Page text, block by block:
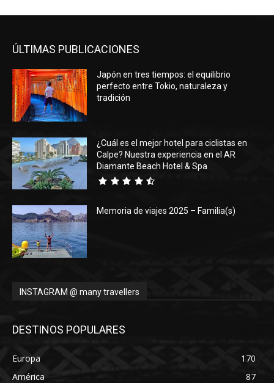
ÚLTIMAS PUBLICACIONES
Japón en tres tiempos: el equilibrio
perfecto entre Tokio, naturaleza y
tradición
¿Cuál es el mejor hotel para ciclistas en
Calpe? Nuestra experiencia en el AR
Diamante Beach Hotel & Spa
Memoria de viajes 2025 – Familia(s)
INSTAGRAM @ many travellers
DESTINOS POPULARES
Europa
170
América
87